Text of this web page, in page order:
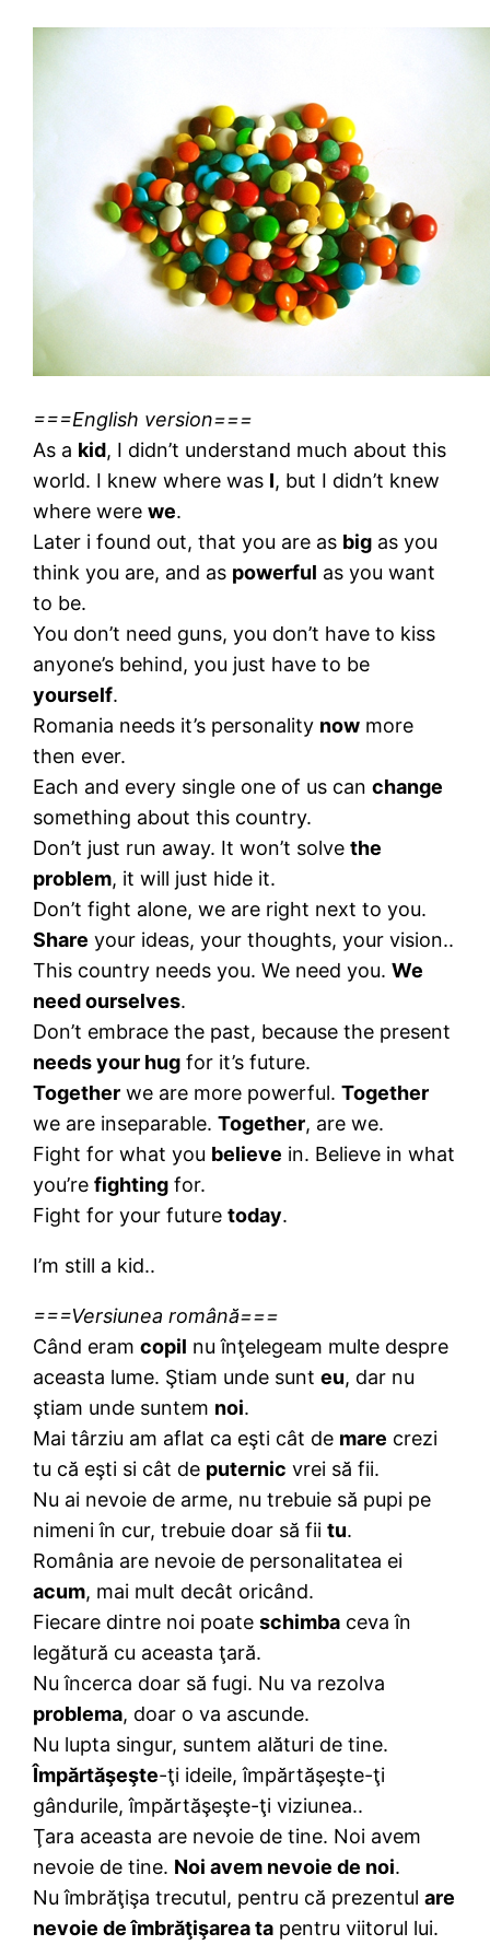
===English version===
As a kid, I didn’t understand much about this
world. I knew where was I, but I didn’t knew
where werewe.
Later i found out, that you are as big as you
think you are, and as powerful as you want
to be.
You don’t need guns, you don’t have to kiss
anyone’s behind, you just have to be
yourself.
Romania needs it’s personality now more
then ever.
Each and every single one of us canchange
something about this country.
Don’t just run away. It won’t solvethe
problem, it will just hide it.
Don’t fight alone, we are right next to you.
Share your ideas, your thoughts, your vision..
This country needs you. We need you.We
need ourselves.
Don’t embrace the past, because the present
needs your hug for it’s future.
Together we are more powerful.Together
we are inseparable.Together, are we.
Fight for what you believe in. Believe in what
you’refighting for.
Fight for your futuretoday.
I’m still a kid..
===Versiunea română===
Când eramcopil nu înţelegeam multe despre
aceasta lume. Ştiam unde sunteu, dar nu
ştiam unde suntem noi.
Mai târziu am aflat ca eşti cât de mare crezi
tu că eşti si cât de puternic vrei să fii.
Nu ai nevoie de arme, nu trebuie să pupi pe
nimeni în cur, trebuie doar să fiitu.
România are nevoie de personalitatea ei
acum, mai mult decât oricând.
Fiecare dintre noi poateschimba ceva în
legătură cu aceasta ţară.
Nu încerca doar să fugi. Nu va rezolva
problema, doar o va ascunde.
Nu lupta singur, suntem alături de tine.
Împărtăşeşte-ţi ideile, împărtăşeşte-ţi
gândurile, împărtăşeşte-ţi viziunea..
Ţara aceasta are nevoie de tine. Noi avem
nevoie de tine. Noi avem nevoie de noi.
Nu îmbrăţişa trecutul, pentru că prezentulare
nevoie de îmbrăţişarea ta pentru viitorul lui.